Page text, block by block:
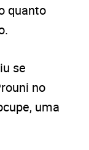
quanto
se
no
uma